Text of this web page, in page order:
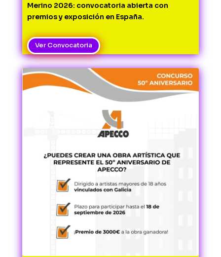
Merino 2026: convocatoria abierta con
premios y exposición en España.
Ver Convocatoria